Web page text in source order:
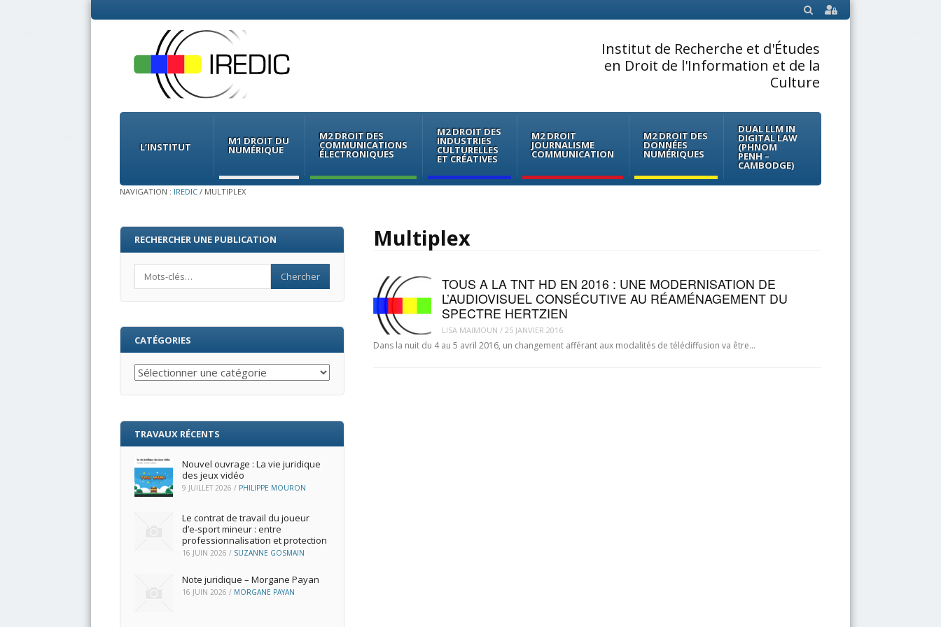
SEARCH
Institut de Recherche et d'Études
en Droit de l'Information et de la
Culture
Menu
Skip
contentL’INSTITUT M1 DROIT DU
NUMÉRIQUE
M2 DROIT DES
COMMUNICATIONS
ÉLECTRONIQUES
M2 DROIT DES
INDUSTRIES
CULTURELLES
ET CRÉATIVES
M2 DROIT
JOURNALISME
COMMUNICATION
M2 DROIT DES
DONNÉES
NUMÉRIQUES
DUAL LLM IN
DIGITAL LAW
(PHNOM
PENH –
CAMBODGE)
NAVIGATION : IREDIC / MULTIPLEX
Multiplex
TOUS A LA TNT HD EN 2016 : UNE MODERNISATION DE
L’AUDIOVISUEL CONSÉCUTIVE AU RÉAMÉNAGEMENT DU
SPECTRE HERTZIEN
LISA MAIMOUN / 25 JANVIER 2016
Dans la nuit du 4 au 5 avril 2016, un changement afférant aux modalités de télédiffusion va être…
RECHERCHER UNE PUBLICATION
CATÉGORIES
Catégories
TRAVAUX RÉCENTS
Nouvel ouvrage : La vie juridique
des jeux vidéo
9 JUILLET 2026 / PHILIPPE MOURON
Le contrat de travail du joueur
d’e‑sport mineur : entre
professionnalisation et protection
16 JUIN 2026 / SUZANNE GOSMAIN
Note juridique – Morgane Payan
16 JUIN 2026 / MORGANE PAYAN